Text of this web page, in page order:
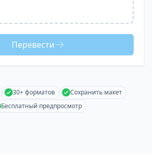
Перевести
30+ форматов
Сохранить макет
Бесплатный предпросмотр